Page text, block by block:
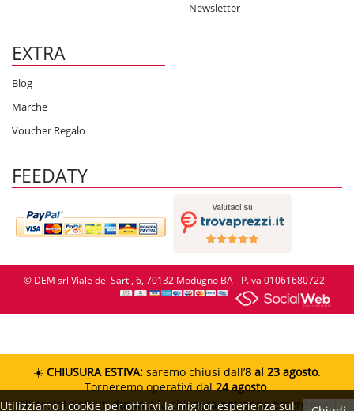
Newsletter
EXTRA
Blog
Marche
Voucher Regalo
FEEDATY
© DEM srl Viale dei Sarti, 6, 70132 Modugno BA - P.iva 01061680722
Utilizziamo i cookie per offrirvi la miglior esperienza sul
☀️ CHIUSURA ESTIVA: saremo chiusi dall’8 al 23 agosto.
Torneremo operativi dal24 agosto.
Gli ordini ricevuti durante la chiusura potranno essere evasi